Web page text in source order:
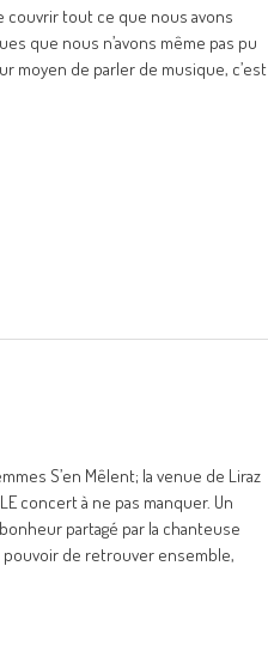
tout ce que nous avons
que nous n’avons même pas pu
moyen de parler de musique, c’est
S’en Mêlent; la venue de Liraz
concert à ne pas manquer. Un
partagé par la chanteuse
de retrouver ensemble,